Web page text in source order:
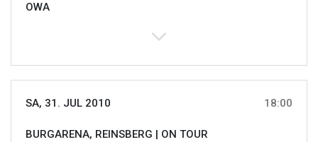
OWA
SA, 31. JUL 2010 18:00
BURGARENA, REINSBERG | ON TOUR